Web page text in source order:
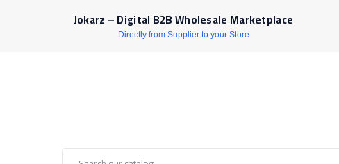
Jokarz – Digital B2B Wholesale Marketplace
Directly from Supplier to your Store